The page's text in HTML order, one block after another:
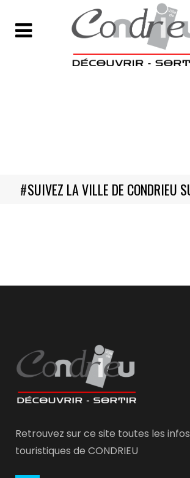
#SUIVEZ LA VILLE DE CONDRIEU
Retrouvez sur ce site toutes les
touristiques de CONDRIEU